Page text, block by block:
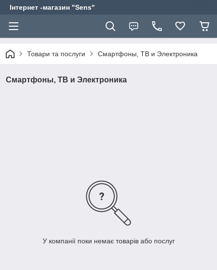
Інтернет -магазин "Sens"
Товари та послуги Смартфоны, ТВ и Электроника
Смартфоны, ТВ и Электроника
У компанії поки немає товарів або послуг